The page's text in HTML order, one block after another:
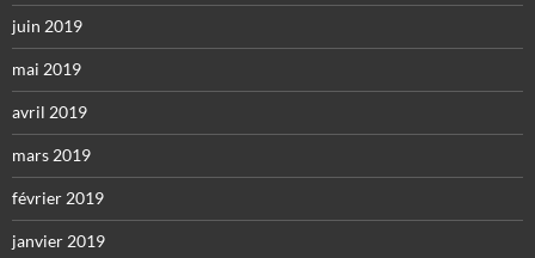
juin 2019
mai 2019
avril 2019
mars 2019
février 2019
janvier 2019